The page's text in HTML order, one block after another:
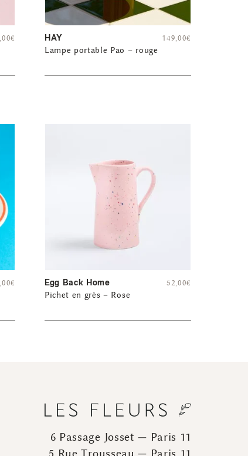
€ HAY
Lampe portable Pao – rouge
149,00€
€ Egg Back Home
Pichet en grès – Rose
52,00€
6 Passage Josset — Paris 11